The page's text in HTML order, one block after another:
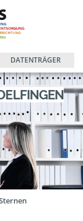
DATENTRÄGER